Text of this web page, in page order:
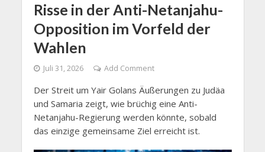
Risse in der Anti-Netanjahu-
Opposition im Vorfeld der
Wahlen
Juli 31, 2026 Add Comment
Der Streit um Yair Golans Äußerungen zu Judäa
und Samaria zeigt, wie brüchig eine Anti-
Netanjahu-Regierung werden könnte, sobald
das einzige gemeinsame Ziel erreicht ist.